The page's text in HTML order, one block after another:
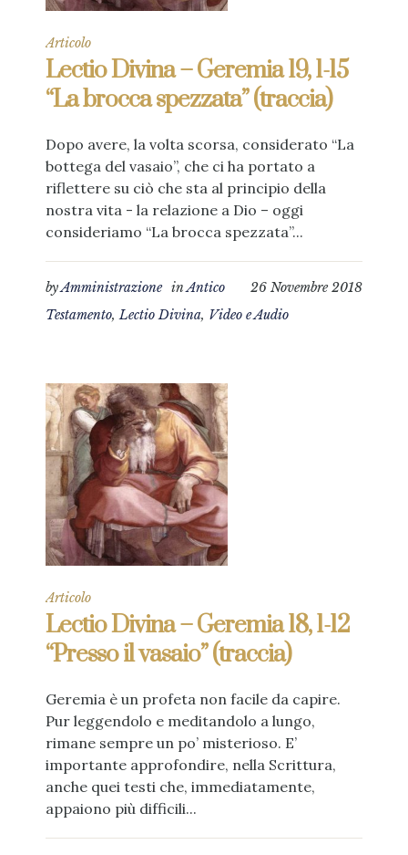
Articolo
Lectio Divina – Geremia 19, 1-15
“La brocca spezzata” (traccia)
Dopo avere, la volta scorsa, considerato “La
bottega del vasaio”, che ci ha portato a
riflettere su ciò che sta al principio della
nostra vita - la relazione a Dio – oggi
consideriamo “La brocca spezzata”...
26 Novembre 2018
byAmministrazione inAntico
Testamento,Lectio Divina, Video e Audio
Articolo
Lectio Divina – Geremia 18, 1-12
“Presso il vasaio” (traccia)
Geremia è un profeta non facile da capire.
Pur leggendolo e meditandolo a lungo,
rimane sempre un po’ misterioso. E’
importante approfondire, nella Scrittura,
anche quei testi che, immediatamente,
appaiono più difficili...